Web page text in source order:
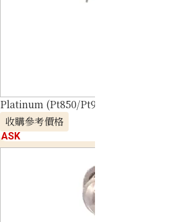
Platinum (Pt850/Pt900) Earrings
收購參考價格
ASK